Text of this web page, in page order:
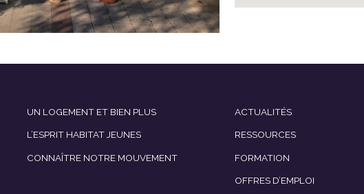
UN LOGEMENT ET BIEN PLUS
L’ESPRIT HABITAT JEUNES
CONNAÎTRE NOTRE MOUVEMENT
ACTUALITÉS
RESSOURCES
FORMATION
OFFRES D’EMPLOI